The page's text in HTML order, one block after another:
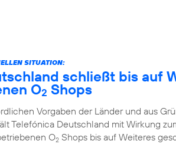
SITUATION:
schließt bis auf
O2 Shops
Vorgaben der Länder und aus
Telefónica Deutschland mit Wirkung
O2 Shops bis auf Weiteres